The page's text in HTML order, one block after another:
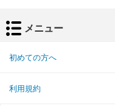
メニュー
初めての方へ
利用規約